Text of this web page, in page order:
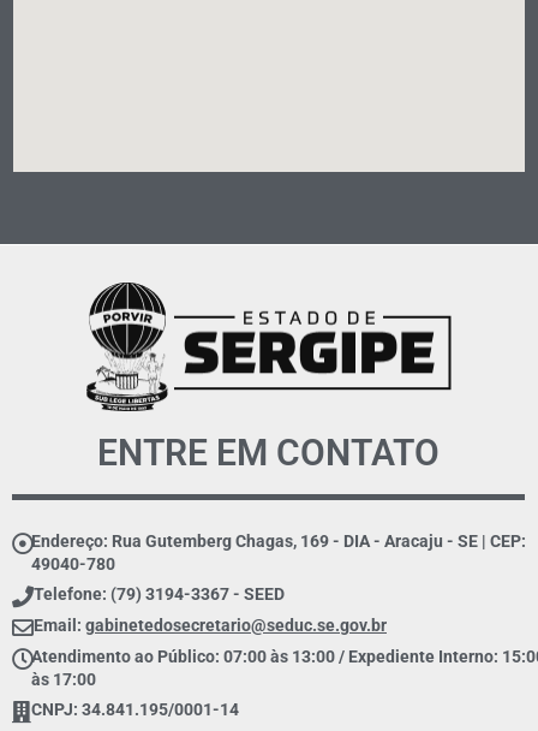
ENTRE EM CONTATO
Endereço: Rua Gutemberg Chagas, 169 - DIA - Aracaju - SE | CEP:
49040-780
Telefone: (79) 3194-3367 - SEED
Email: gabinetedosecretario@seduc.se.gov.br
Atendimento ao Público: 07:00 às 13:00 / Expediente Interno:
às 17:00
CNPJ: 34.841.195/0001-14